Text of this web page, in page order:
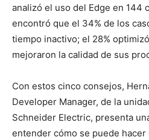
analizó el uso del Edge en 144
encontró que el 34% de los
tiempo inactivo; el 28%
mejoraron la calidad de sus
Con estos cinco consejos,
Developer Manager, de la
Schneider Electric, presenta
entender cómo se puede